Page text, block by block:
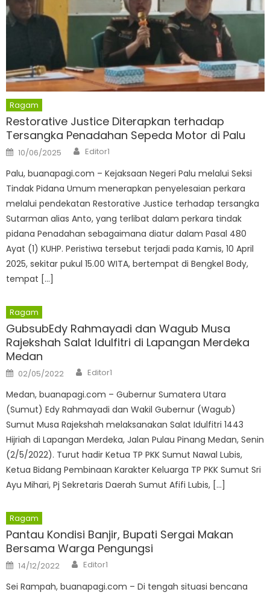
Ragam
Restorative Justice Diterapkan terhadap
Tersangka Penadahan Sepeda Motor di Palu
Posted
on
10/06/2025 Author
Editor1
Palu, buanapagi.com – Kejaksaan Negeri Palu melalui Seksi
Tindak Pidana Umum menerapkan penyelesaian perkara
melalui pendekatan Restorative Justice terhadap tersangka
Sutarman alias Anto, yang terlibat dalam perkara tindak
pidana Penadahan sebagaimana diatur dalam Pasal 480
Ayat (1) KUHP. Peristiwa tersebut terjadi pada Kamis, 10 April
2025, sekitar pukul 15.00 WITA, bertempat di Bengkel Body,
tempat […]
Ragam
GubsubEdy Rahmayadi dan Wagub Musa
Rajekshah Salat Idulfitri di Lapangan Merdeka
Medan
Posted
on
02/05/2022 Author
Editor1
Medan, buanapagi.com – Gubernur Sumatera Utara
(Sumut) Edy Rahmayadi dan Wakil Gubernur (Wagub)
Sumut Musa Rajekshah melaksanakan Salat Idulfitri 1443
Hijriah di Lapangan Merdeka, Jalan Pulau Pinang Medan, Senin
(2/5/2022). Turut hadir Ketua TP PKK Sumut Nawal Lubis,
Ketua Bidang Pembinaan Karakter Keluarga TP PKK Sumut Sri
Ayu Mihari, Pj Sekretaris Daerah Sumut Afifi Lubis, […]
Ragam
Pantau Kondisi Banjir, Bupati Sergai Makan
Bersama Warga Pengungsi
Posted
on
14/12/2022 Author
Editor1
Sei Rampah, buanapagi.com – Di tengah situasi bencana